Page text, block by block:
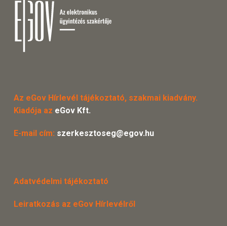
Az eGov Hírlevél tájékoztató, szakmai kiadvány.
Kiadója az eGov Kft.
E-mail cím: szerkesztoseg@egov.hu
Adatvédelmi tájékoztató
Leiratkozás az eGov Hírlevélről